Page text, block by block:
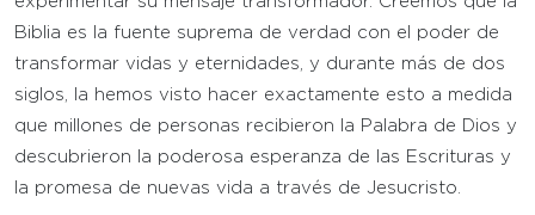
Biblia es la fuente suprema de verdad con el poder de
transformar vidas y eternidades, y durante más de dos
siglos, la hemos visto hacer exactamente esto a medida
que millones de personas recibieron la Palabra de Dios y
descubrieron la poderosa esperanza de las Escrituras y
la promesa de nuevas vida a través de Jesucristo.